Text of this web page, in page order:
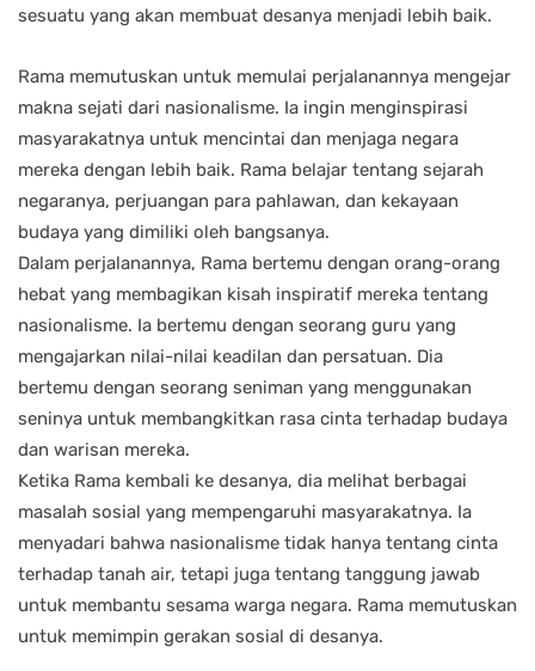
sesuatu yang akan membuat desanya menjadi lebih baik.
Rama memutuskan untuk memulai perjalanannya mengejar
makna sejati dari nasionalisme. Ia ingin menginspirasi
masyarakatnya untuk mencintai dan menjaga negara
mereka dengan lebih baik. Rama belajar tentang sejarah
negaranya, perjuangan para pahlawan, dan kekayaan
budaya yang dimiliki oleh bangsanya.
Dalam perjalanannya, Rama bertemu dengan orang-orang
hebat yang membagikan kisah inspiratif mereka tentang
nasionalisme. Ia bertemu dengan seorang guru yang
mengajarkan nilai-nilai keadilan dan persatuan. Dia
bertemu dengan seorang seniman yang menggunakan
seninya untuk membangkitkan rasa cinta terhadap budaya
dan warisan mereka.
Ketika Rama kembali ke desanya, dia melihat berbagai
masalah sosial yang mempengaruhi masyarakatnya. Ia
menyadari bahwa nasionalisme tidak hanya tentang cinta
terhadap tanah air, tetapi juga tentang tanggung jawab
untuk membantu sesama warga negara. Rama memutuskan
untuk memimpin gerakan sosial di desanya.